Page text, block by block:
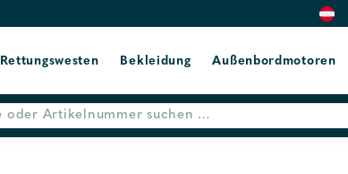
Rettungswesten Bekleidung Außenbordmotoren